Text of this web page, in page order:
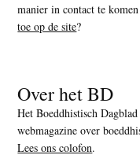
manier in contact te
toe op de site?
Over het BD
Het Boeddhistisch
webmagazine over
Lees ons colofon.